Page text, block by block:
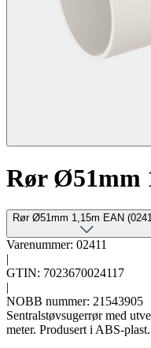
Rør Ø51mm
Rør Ø51mm 1,15m EAN
Varenummer: 02411
|
GTIN: 7023670024117
|
NOBB nummer: 21543905
Sentralstøvsugerrør med
meter. Produsert i ABS-plast.